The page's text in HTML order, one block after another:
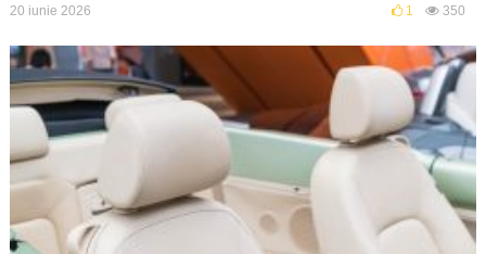
20 iunie 2026 1 350